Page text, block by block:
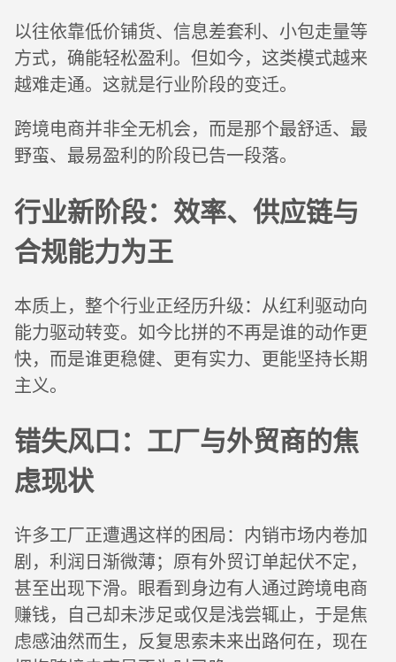
以往依靠低价铺货、信息差套利、小包走量等
方式，确能轻松盈利。但如今，这类模式越来
越难走通。这就是行业阶段的变迁。
跨境电商并非全无机会，而是那个最舒适、最
野蛮、最易盈利的阶段已告一段落。
行业新阶段：效率、供应链与
合规能力为王
本质上，整个行业正经历升级：从红利驱动向
能力驱动转变。如今比拼的不再是谁的动作更
快，而是谁更稳健、更有实力、更能坚持长期
主义。
错失风口：工厂与外贸商的焦
虑现状
许多工厂正遭遇这样的困局：内销市场内卷加
剧，利润日渐微薄；原有外贸订单起伏不定，
甚至出现下滑。眼看到身边有人通过跨境电商
赚钱，自己却未涉足或仅是浅尝辄止，于是焦
虑感油然而生，反复思索未来出路何在，现在